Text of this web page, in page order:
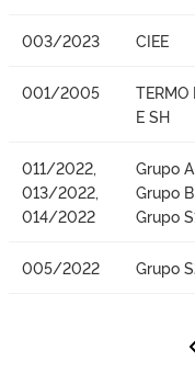
003/2023 CIEE
001/2005
TERMO
E SH
011/2022,
013/2022,
014/2022
Grupo
Grupo
Grupo
005/2022 Grupo